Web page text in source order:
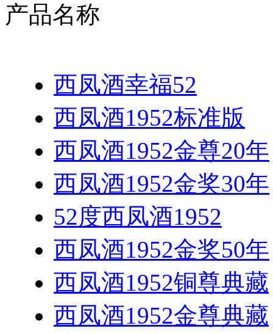
产品名称
西凤酒幸福52
西凤酒1952标准版
西凤酒1952金尊20年
西凤酒1952金奖30年
52度西凤酒1952
西凤酒1952金奖50年
西凤酒1952铜尊典藏
西凤酒1952金尊典藏